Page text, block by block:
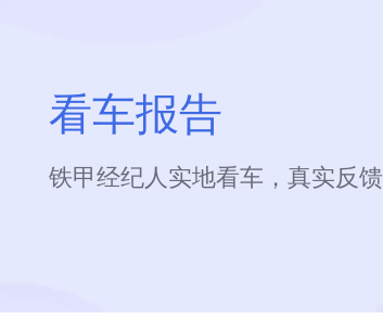
看车报告
铁甲经纪人实地看车，真实反馈